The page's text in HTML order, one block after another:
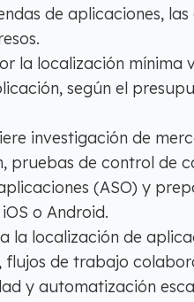
de aplicaciones, las
la localización mínima
según el
investigación de
pruebas de control de
(ASO) y
o Android.
la localización de
de trabajo
y automatización